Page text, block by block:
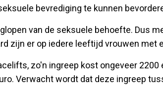
bevrediging te kunnen
van de seksuele behoefte. Dus
zijn er op iedere leeftijd vrouwen met
zo'n ingreep kost ongeveer 2200
Verwacht wordt dat deze ingreep